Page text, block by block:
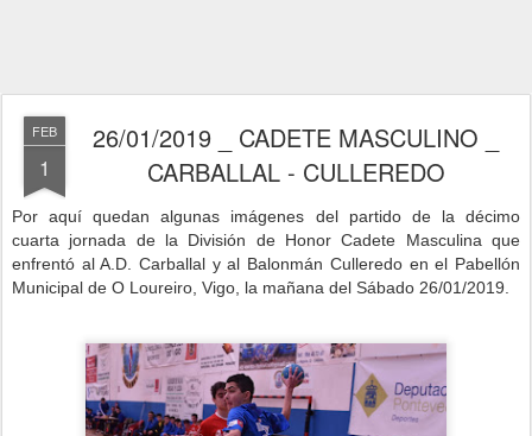
FEB
1
26/01/2019 _ CADETE MASCULINO _
CARBALLAL - CULLEREDO
Por aquí quedan algunas imágenes del partido de la décimo
cuarta jornada de la División de Honor Cadete Masculina que
enfrentó al A.D. Carballal y al Balonmán Culleredo en el Pabellón
Municipal de O Loureiro, Vigo, la mañana del Sábado 26/01/2019.